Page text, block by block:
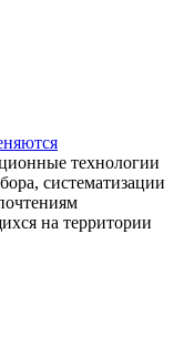
технологии
систематизации
на территории